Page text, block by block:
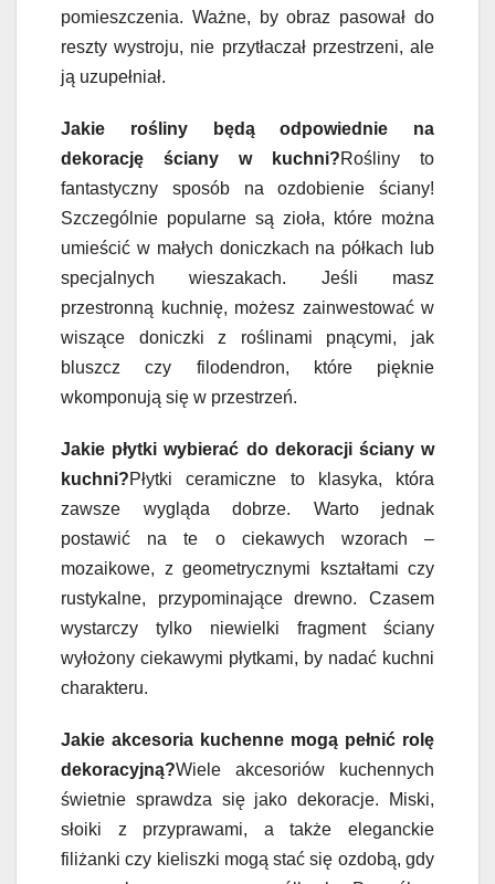
pomieszczenia. Ważne, by obraz pasował do
reszty wystroju, nie przytłaczał przestrzeni, ale
ją uzupełniał.
Jakie rośliny będą odpowiednie na
dekorację ściany w kuchni?Rośliny to
fantastyczny sposób na ozdobienie ściany!
Szczególnie popularne są zioła, które można
umieścić w małych doniczkach na półkach lub
specjalnych wieszakach. Jeśli masz
przestronną kuchnię, możesz zainwestować w
wiszące doniczki z roślinami pnącymi, jak
bluszcz czy filodendron, które pięknie
wkomponują się w przestrzeń.
Jakie płytki wybierać do dekoracji ściany w
kuchni?Płytki ceramiczne to klasyka, która
zawsze wygląda dobrze. Warto jednak
postawić na te o ciekawych wzorach –
mozaikowe, z geometrycznymi kształtami czy
rustykalne, przypominające drewno. Czasem
wystarczy tylko niewielki fragment ściany
wyłożony ciekawymi płytkami, by nadać kuchni
charakteru.
Jakie akcesoria kuchenne mogą pełnić rolę
dekoracyjną?Wiele akcesoriów kuchennych
świetnie sprawdza się jako dekoracje. Miski,
słoiki z przyprawami, a także eleganckie
filiżanki czy kieliszki mogą stać się ozdobą, gdy